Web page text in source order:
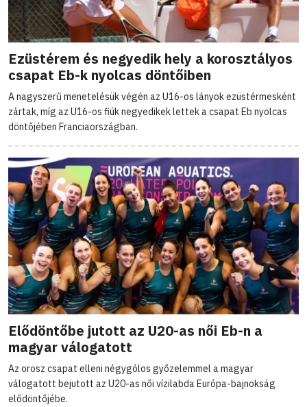
Ezüstérem és negyedik hely a korosztályos
csapat Eb-k nyolcas döntőiben
A nagyszerű menetelésük végén az U16-os lányok ezüstérmesként
zártak, míg az U16-os fiúk negyedikek lettek a csapat Eb nyolcas
döntőjében Franciaországban.
Elődöntőbe jutott az U20-as női Eb-n a
magyar válogatott
Az orosz csapat elleni négygólos győzelemmel a magyar
válogatott bejutott az U20-as női vízilabda Európa-bajnokság
elődöntőjébe.